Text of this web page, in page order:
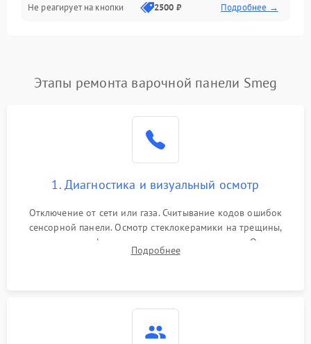
Не реагирует на кнопки 2500 ₽ Подробнее →
Этапы ремонта варочной панели Smeg
1. Диагностика и визуальный осмотр
Отключение от сети или газа. Считывание кодов ошибок
сенсорной панели. Осмотр стеклокерамики на трещины,
проверка конфорок на равномерность нагрева. Опрос
клиента о симптомах (не включается, не видит посуду,
Подробнее